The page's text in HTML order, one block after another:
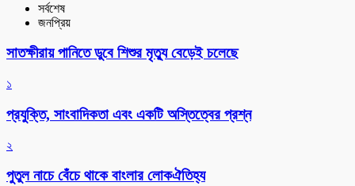
সর্বশেষ
জনপ্রিয়
সাতক্ষীরায় পানিতে ডুবে শিশুর মৃত্যু বেড়েই চলেছে
১
প্রযুক্তি, সাংবাদিকতা এবং একটি অস্তিত্বের প্রশ্ন
২
পুতুল নাচে বেঁচে থাকে বাংলার লোকঐতিহ্য